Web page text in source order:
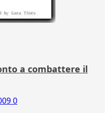
a combattere il
0